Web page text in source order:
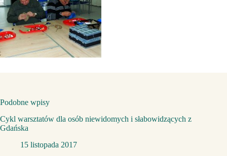
Podobne wpisy
Cykl warsztatów dla osób niewidomych i słabowidzących z
Gdańska
15 listopada 2017